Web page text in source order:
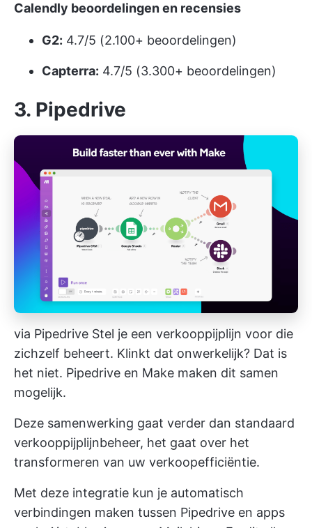
Calendly beoordelingen en recensies
G2: 4.7/5 (2.100+ beoordelingen)
Capterra: 4.7/5 (3.300+ beoordelingen)
3. Pipedrive
via Pipedrive Stel je een verkooppijplijn voor die
zichzelf beheert. Klinkt dat onwerkelijk? Dat is
het niet. Pipedrive en Make maken dit samen
mogelijk.
Deze samenwerking gaat verder dan standaard
verkooppijplijnbeheer, het gaat over het
transformeren van uw verkoopefficiëntie.
Met deze integratie kun je automatisch
verbindingen maken tussen Pipedrive en apps